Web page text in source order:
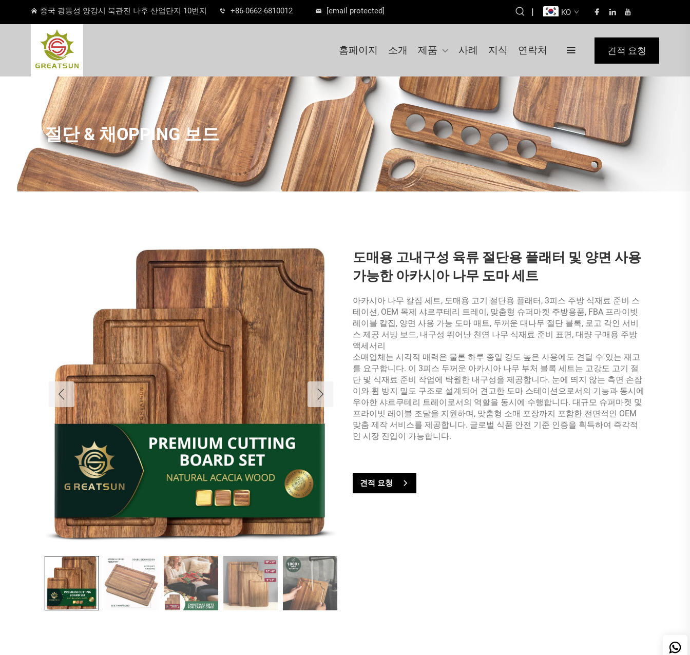
중국 광동성 양강시 북관진 나후 산업단지 10번지 +86-0662-6810012 [email protected] | KO
홈페이지 소개 제품 사례 지식 연락처 견적 요청
절단 & 채OPPING 보드
도매용 고내구성 육류 절단용 플래터 및 양면 사용
가능한 아카시아 나무 도마 세트
아카시아 나무 칼집 세트, 도매용 고기 절단용 플래터, 3피스 주방 식재료 준비 스
테이션, OEM 목제 샤르쿠테리 트레이, 맞춤형 슈퍼마켓 주방용품, FBA 프라이빗
레이블 칼집, 양면 사용 가능 도마 매트, 두꺼운 대나무 절단 블록, 로고 각인 서비
스 제공 서빙 보드, 내구성 뛰어난 천연 나무 식재료 준비 표면, 대량 구매용 주방
액세서리
소매업체는 시각적 매력은 물론 하루 종일 강도 높은 사용에도 견딜 수 있는 재고
를 요구합니다. 이 3피스 두꺼운 아카시아 나무 부처 블록 세트는 고강도 고기 절
단 및 식재료 준비 작업에 탁월한 내구성을 제공합니다. 눈에 띄지 않는 측면 손잡
이와 휨 방지 밀도 구조로 설계되어 견고한 도마 스테이션으로서의 기능과 동시에
우아한 샤르쿠테리 트레이로서의 역할을 동시에 수행합니다. 대규모 슈퍼마켓 및
프라이빗 레이블 조달을 지원하며, 맞춤형 소매 포장까지 포함한 전면적인 OEM
맞춤 제작 서비스를 제공합니다. 글로벌 식품 안전 기준 인증을 획득하여 즉각적
인 시장 진입이 가능합니다.
견적 요청